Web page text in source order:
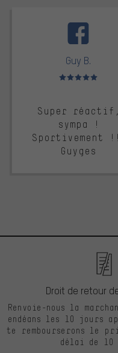
Guy B.
Note moyenne : 5
Super réactif,
sympa !
Sportivement
Guyges
Droit de retour
Renvoie-nous la
endéans les 10 jours
te rembourserons le
délai de 10